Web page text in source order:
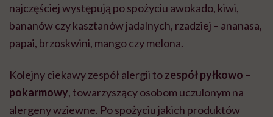
najczęściej występują po spożyciu awokado, kiwi,
bananów czy kasztanów jadalnych, rzadziej – ananasa,
papai, brzoskwini, mango czy melona.
Kolejny ciekawy zespół alergii tozespół pyłkowo –
pokarmowy, towarzyszący osobom uczulonym na
alergeny wziewne. Po spożyciu jakich produktów